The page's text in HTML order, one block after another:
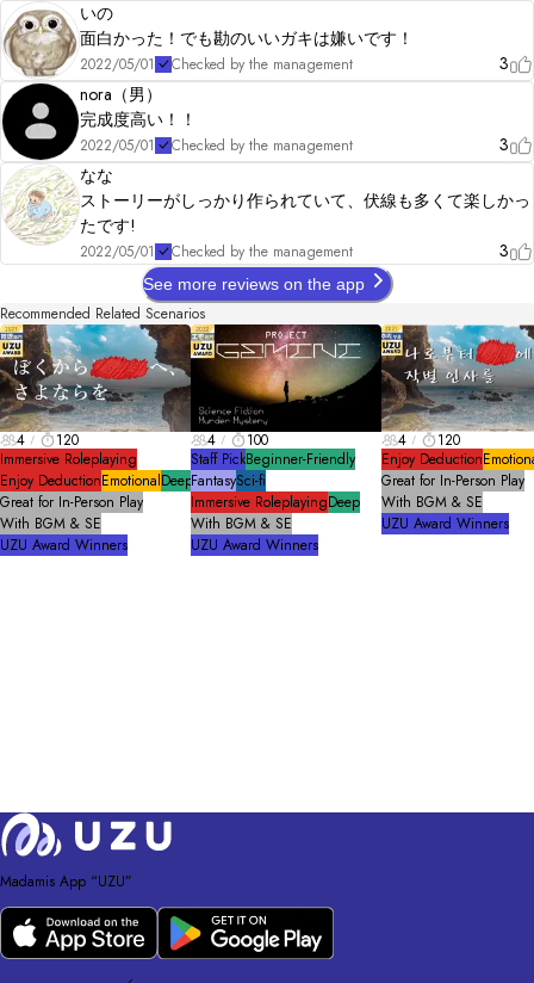
いの
面白かった！でも勘のいいガキは嫌いです！
2022/05/01 Checked by the management
3
nora（男）
完成度高い！！
2022/05/01 Checked by the management
3
なな
ストーリーがしっかり作られていて、伏線も多くて楽しかっ
たです!
2022/05/01 Checked by the management 3
See more reviews on the app
Recommended Related Scenarios
4
120
Immersive Roleplaying
Enjoy DeductionEmotionalDeep
Great for In-Person Play
With BGM & SE
UZU Award Winners
4
100
Staff PickBeginner-Friendly
FantasySci-fi
Immersive RoleplayingDeep
With BGM & SE
UZU Award Winners
4
120
Enjoy Deduction
Great for In-Person Play
With BGM & SE
UZU Award Winners
Madamis App “UZU”